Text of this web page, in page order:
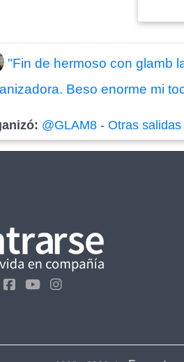
"Fin de hermoso con glamb
Beso enorme mi
@GLAM8 -Otras salidas